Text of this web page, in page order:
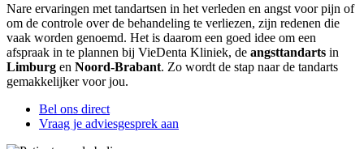
Nare ervaringen met tandartsen in het verleden en angst voor pijn of
om de controle over de behandeling te verliezen, zijn redenen die
vaak worden genoemd. Het is daarom een goed idee om een
afspraak in te plannen bij VieDenta Kliniek, de angsttandarts in
Limburg en Noord-Brabant. Zo wordt de stap naar de tandarts
gemakkelijker voor jou.
Bel ons direct
Vraag je adviesgesprek aan